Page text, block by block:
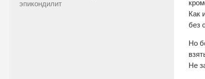
Как
без
Но
Не
эпикондилит